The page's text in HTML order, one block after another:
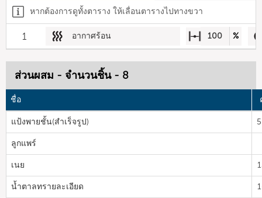
หากต้องการดูทั้งตาราง ให้เลื่อนตารางไปทางขวา
1 อากาศร้อน 100 %
ส่วนผสม - จำนวนชิ้น - 8
ชื่อ
แป้งพายชั้น(สำเร็จรูป)
ลูกแพร์
เนย
น้ำตาลทรายละเอียด